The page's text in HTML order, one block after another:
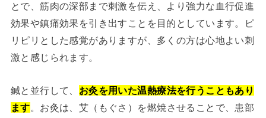
とで、筋肉の深部まで刺激を伝え、より強力な血行促進
効果や鎮痛効果を引き出すことを目的としています。ピ
リピリとした感覚がありますが、多くの方は心地よい刺
激と感じられます。
鍼と並行して、 お灸を用いた温熱療法を行うこともあり
ます 。お灸は、艾（もぐさ）を燃焼させることで、患部